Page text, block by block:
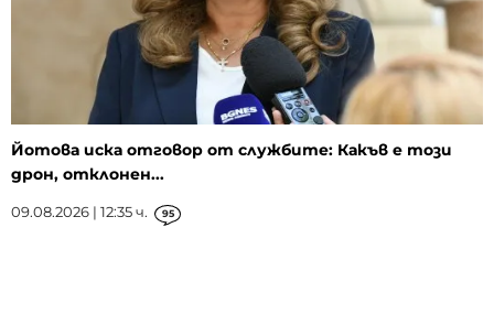
Йотова иска отговор от службите: Какъв е този
дрон, отклонен...
09.08.2026 | 12:35 ч. 95